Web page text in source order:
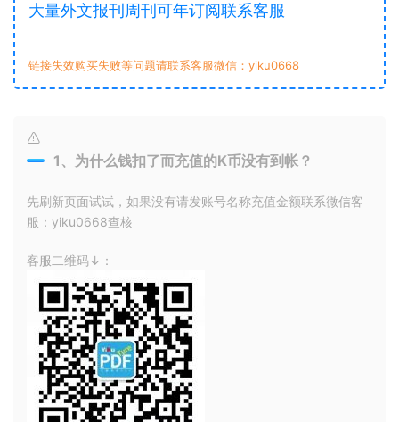
大量外文报刊周刊可年订阅联系客服
链接失效购买失败等问题请联系客服微信：yiku0668
1、为什么钱扣了而充值的K币没有到帐？
先刷新页面试试，如果没有请发账号名称充值金额联系微信客
服：yiku0668查核
客服二维码↓：